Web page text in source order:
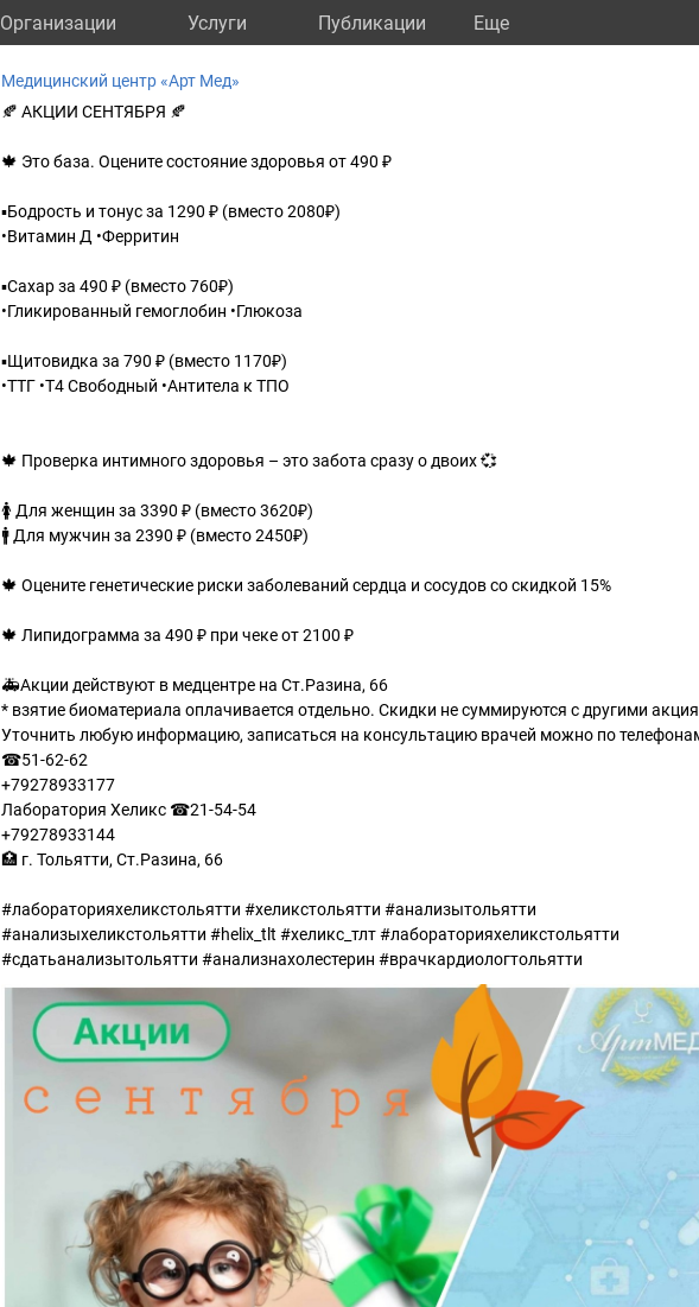
Организации Услуги Публикации Eще
Медицинский центр «Арт Мед»
🍂 АКЦИИ СЕНТЯБРЯ 🍂
🍁 Это база. Оцените состояние здоровья от 490 ₽
▪Бодрость и тонус за 1290 ₽ (вместо 2080₽)
•Витамин Д •Ферритин
▪Сахар за 490 ₽ (вместо 760₽)
•Гликированный гемоглобин •Глюкоза
▪Щитовидка за 790 ₽ (вместо 1170₽)
•ТТГ •Т4 Свободный •Антитела к ТПО
🍁 Проверка интимного здоровья – это забота сразу о двоих 💞
🚺 Для женщин за 3390 ₽ (вместо 3620₽)
🚹 Для мужчин за 2390 ₽ (вместо 2450₽)
🍁 Оцените генетические риски заболеваний сердца и сосудов со скидкой 15%
🍁 Липидограмма за 490 ₽ при чеке от 2100 ₽
🚑Акции действуют в медцентре на Ст.Разина, 66
* взятие биоматериала оплачивается отдельно. Скидки не суммируются с другими
Уточнить любую информацию, записаться на консультацию врачей можно по
☎51-62-62
+79278933177
Лаборатория Хеликс ☎21-54-54
+79278933144
🏥 г. Тольятти, Ст.Разина, 66
#лабораторияхеликстольятти #хеликстольятти #анализытольятти
#анализыхеликстольятти #helix_tlt #хеликс_тлт #лабораторияхеликстольятти
#сдатьанализытольятти #анализнахолестерин #врачкардиологтольятти